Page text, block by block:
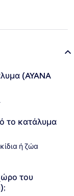
(AYANA
το κατάλυμα
ή ζώα
του